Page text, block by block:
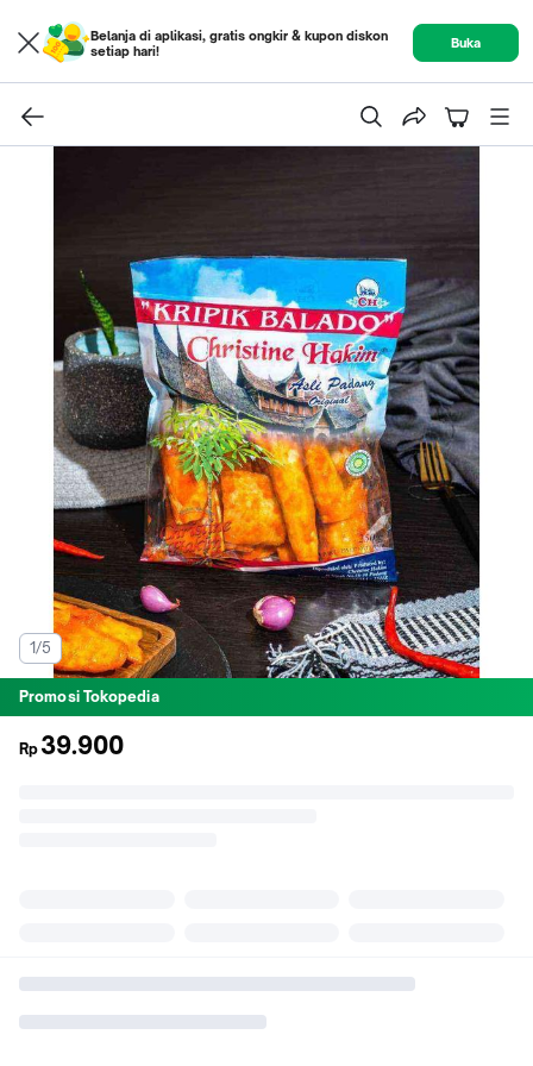
Belanja di aplikasi, gratis ongkir & kupon diskon
setiap hari!
Buka
1/5
Promosi Tokopedia
Rp 39.900